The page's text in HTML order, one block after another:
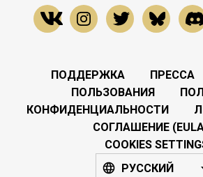
ПОДДЕРЖКА ПРЕССА
ПОЛЬЗОВАНИЯ
КОНФИДЕНЦИАЛЬНОСТИ
СОГЛАШЕНИЕ
COOKIES
РУССКИЙ